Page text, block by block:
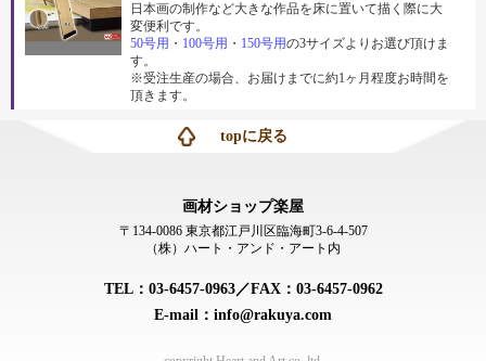
日本画の制作など大きな作品を床に置いて描く際に大
変便利です。
50号用 ・ 100号用 ・ 150号用の3サイズよりお選び頂けま
す。
※受注生産の場合、お届けまでに約1ヶ月程度お時間を
頂きます。
topに戻る
画材ショップ楽屋
〒134-0086 東京都江戸川区臨海町3-6-4-507
（株）ハート・アンド・アート内
TEL：03-6457-0963／FAX：03-6457-0962
E-mail：info@rakuya.com